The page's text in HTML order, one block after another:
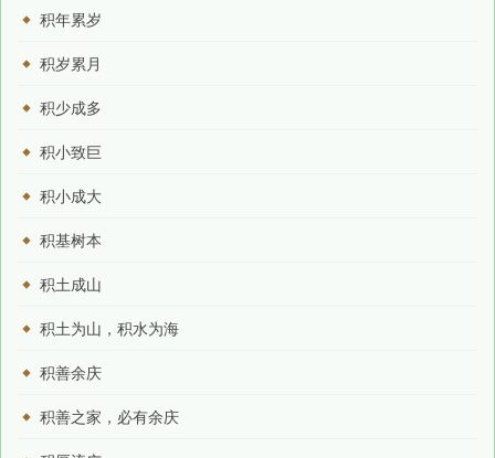
积年累岁
积岁累月
积少成多
积小致巨
积小成大
积基树本
积土成山
积土为山，积水为海
积善余庆
积善之家，必有余庆